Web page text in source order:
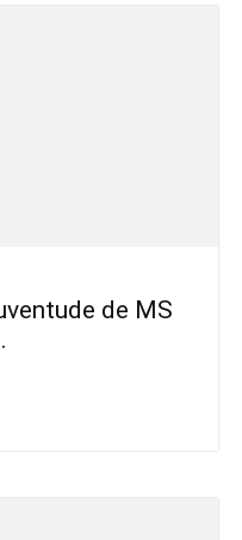
de MS